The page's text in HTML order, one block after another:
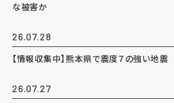
な被害か
26.07.28
【情報収集中】熊本県で震度７の強い地震
26.07.27